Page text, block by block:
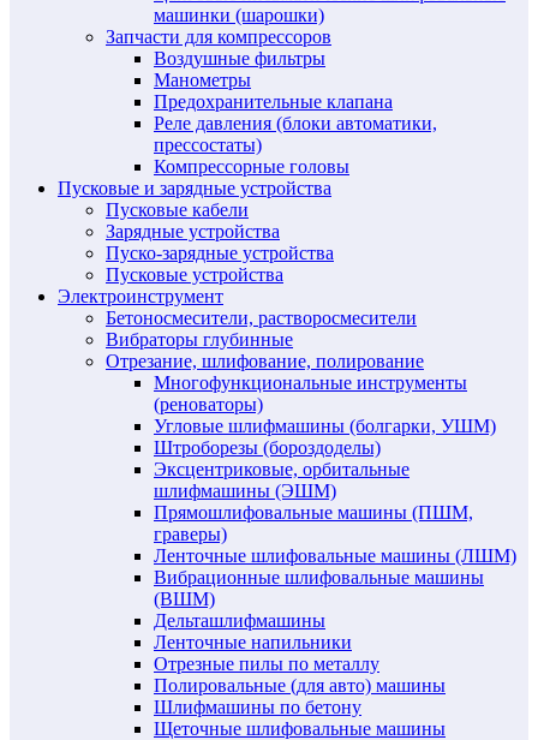
машинки (шарошки)
Запчасти для компрессоров
Воздушные фильтры
Манометры
Предохранительные клапана
Реле давления (блоки автоматики,
прессостаты)
Компрессорные головы
Пусковые и зарядные устройства
Пусковые кабели
Зарядные устройства
Пуско-зарядные устройства
Пусковые устройства
Электроинструмент
Бетоносмесители, растворосмесители
Вибраторы глубинные
Отрезание, шлифование, полирование
Многофункциональные инструменты
(реноваторы)
Угловые шлифмашины (болгарки, УШМ)
Штроборезы (бороздоделы)
Эксцентриковые, орбитальные
шлифмашины (ЭШМ)
Прямошлифовальные машины (ПШМ,
граверы)
Ленточные шлифовальные машины (ЛШМ)
Вибрационные шлифовальные машины
(ВШМ)
Дельташлифмашины
Ленточные напильники
Отрезные пилы по металлу
Полировальные (для авто) машины
Шлифмашины по бетону
Щеточные шлифовальные машины